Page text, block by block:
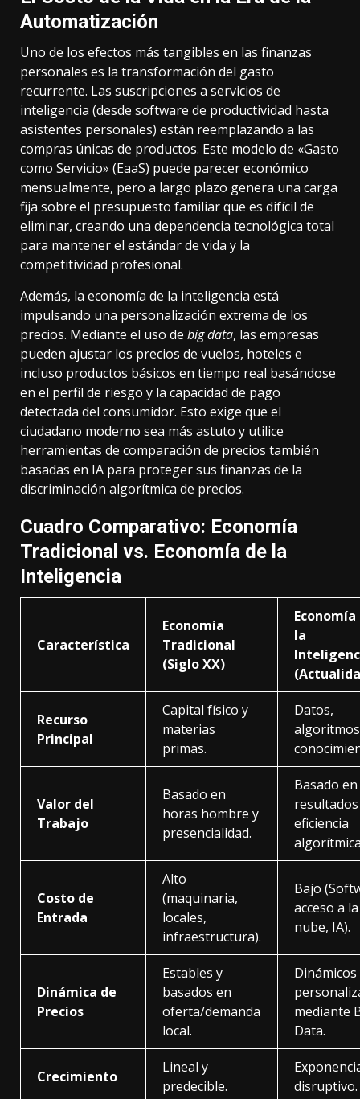
Automatización
Uno de los efectos más tangibles en las finanzas
personales es la transformación del gasto
recurrente. Las suscripciones a servicios de
inteligencia (desde software de productividad hasta
asistentes personales) están reemplazando a las
compras únicas de productos. Este modelo de «Gasto
como Servicio» (EaaS) puede parecer económico
mensualmente, pero a largo plazo genera una carga
fija sobre el presupuesto familiar que es difícil de
eliminar, creando una dependencia tecnológica total
para mantener el estándar de vida y la
competitividad profesional.
Además, la economía de la inteligencia está
impulsando una personalización extrema de los
precios. Mediante el uso de big data, las empresas
pueden ajustar los precios de vuelos, hoteles e
incluso productos básicos en tiempo real basándose
en el perfil de riesgo y la capacidad de pago
detectada del consumidor. Esto exige que el
ciudadano moderno sea más astuto y utilice
herramientas de comparación de precios también
basadas en IA para proteger sus finanzas de la
discriminación algorítmica de precios.
Cuadro Comparativo: Economía
Tradicional vs. Economía de la
Inteligencia
Característica
Economía
Tradicional
(Siglo XX)
Economía
la
Recurso
Principal
Capital físico y
materias
primas.
Datos,
Valor del
Trabajo
Basado en
horas hombre y
presencialidad.
Basado en
eficiencia
Costo de
Entrada
Alto
(maquinaria,
locales,
infraestructura).
Bajo
acceso a la
nube, IA).
Dinámica de
Precios
Estables y
basados en
oferta/demanda
local.
Dinámicos
mediante
Data.
Crecimiento
Lineal y
predecible.
disruptivo.